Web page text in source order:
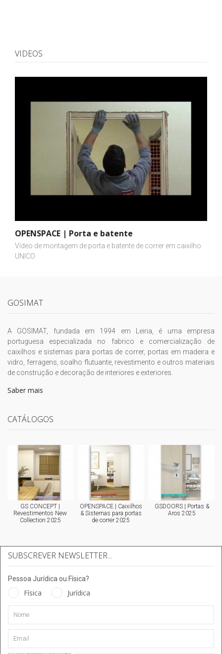
VIDEOS
OPENSPACE | Porta e batente
Vídeo de montagem de porta e batente de correr em caixilho
UNICO
GOSIMAT
A GOSIMAT, fundada em 1994 em Leiria, é uma empresa
portuguesa especializada no fabrico e comercialização de
caixilhos e sistemas para portas de correr, portas em madeira e
vidro, ferragens, soalho flutuante, revestimento e outros materiais
de construção e decoração de interiores e exteriores.
Saber mais
CATÁLOGOS
GS CONCEPT |
Revestimentos New
Collection 2025
OPENSPACE | Caixilhos
& Sistemas para portas
de correr 2025
GSDOORS | Portas &
Aros 2025
SUBSCREVER NEWSLETTER...
Pessoa Jurídica ou Física?
Física Jurídica